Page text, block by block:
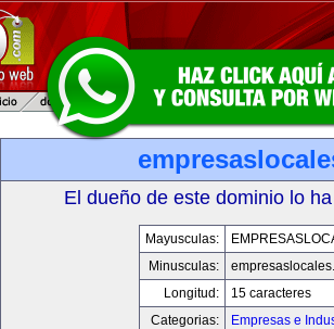
El dueño de este dominio lo
Mayusculas:
Minusculas:
Longitud:
15 caracteres
Categorias:
Empresas e